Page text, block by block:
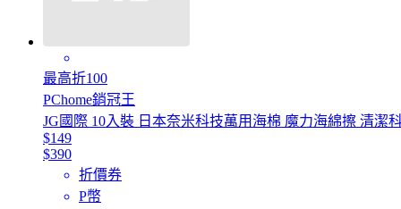
最高折100
PChome銷冠王
JG國際 10入裝 日本奈米科技萬用海棉 魔力海綿擦 清潔
$149
$390
折價券
P幣